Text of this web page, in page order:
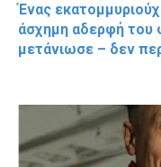
Ένας
άσχημη αδερφή του
μετάνιωσε – δεν